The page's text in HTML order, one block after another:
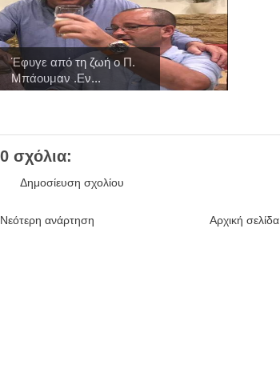
Έφυγε από τη ζωή ο Π.
Μπάουμαν .Εν...
0 σχόλια:
Δημοσίευση σχολίου
Νεότερη ανάρτηση Αρχική σελίδα